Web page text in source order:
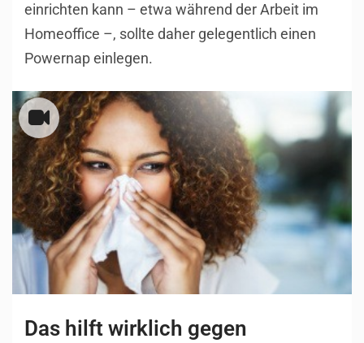
einrichten kann – etwa während der Arbeit im
Homeoffice –, sollte daher gelegentlich einen
Powernap einlegen.
Das hilft wirklich gegen